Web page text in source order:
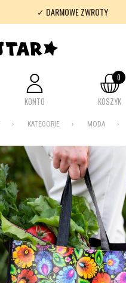
✓ DARMOWE ZWROTY
✓ 100% FOLKLOR
KONTO KOSZYK
0
KATEGORIE MODA